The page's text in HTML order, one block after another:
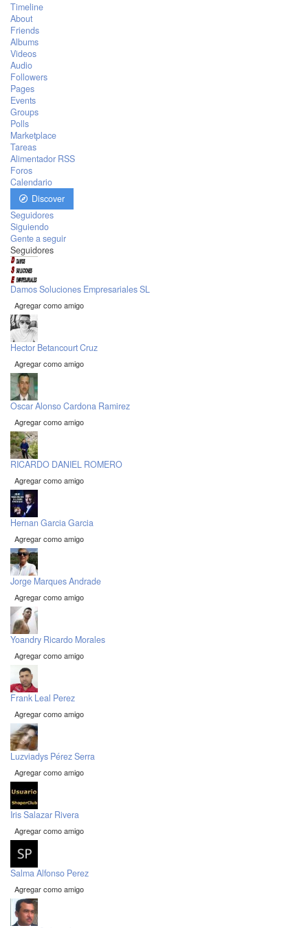
Timeline
About
Friends
Albums
Videos
Audio
Followers
Pages
Events
Groups
Polls
Marketplace
Tareas
Alimentador RSS
Foros
Calendario
Discover
Seguidores
Siguiendo
Gente a seguir
Seguidores
Damos Soluciones Empresariales SL
Agregar como amigo
Hector Betancourt Cruz
Agregar como amigo
Oscar Alonso Cardona Ramirez
Agregar como amigo
RICARDO DANIEL ROMERO
Agregar como amigo
Hernan Garcia Garcia
Agregar como amigo
Jorge Marques Andrade
Agregar como amigo
Yoandry Ricardo Morales
Agregar como amigo
Frank Leal Perez
Agregar como amigo
Luzviadys Pérez Serra
Agregar como amigo
Iris Salazar Rivera
Agregar como amigo
Salma Alfonso Perez
Agregar como amigo